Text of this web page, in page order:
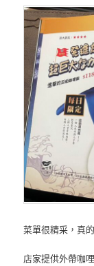
菜單很精采，真
店家提供外帶咖